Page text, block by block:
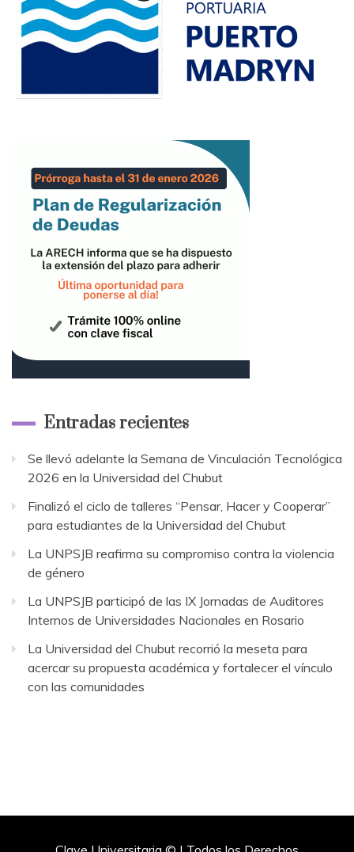
Entradas recientes
Se llevó adelante la Semana de Vinculación Tecnológica
2026 en la Universidad del Chubut
Finalizó el ciclo de talleres “Pensar, Hacer y Cooperar”
para estudiantes de la Universidad del Chubut
La UNPSJB reafirma su compromiso contra la violencia
de género
La UNPSJB participó de las IX Jornadas de Auditores
Internos de Universidades Nacionales en Rosario
La Universidad del Chubut recorrió la meseta para
acercar su propuesta académica y fortalecer el vínculo
con las comunidades